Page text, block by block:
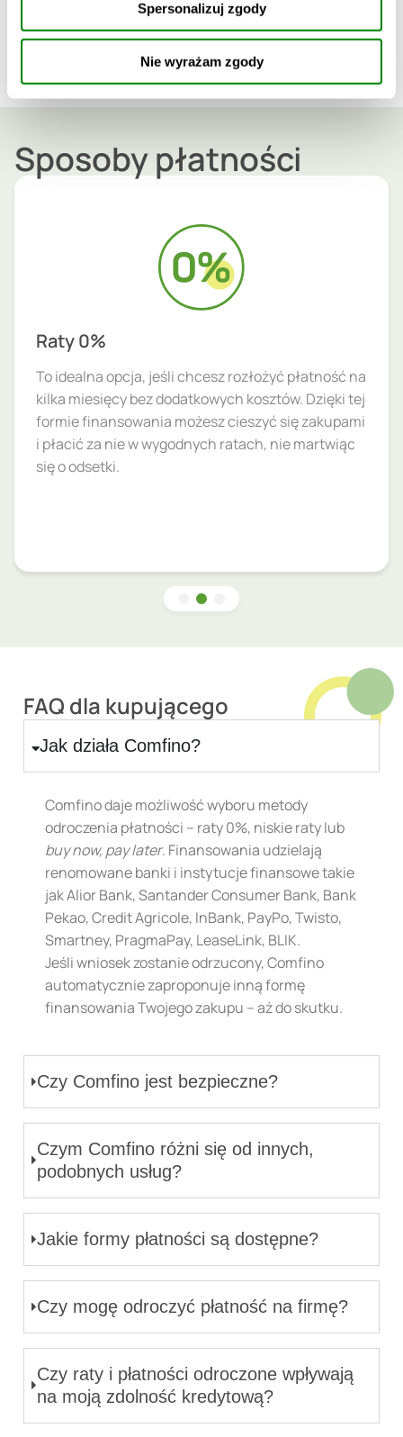
Spersonalizuj zgody
Nie wyrażam zgody
potwierdzenie odbywa się za pomocą kodu SMS, co
zapewnia pełną ochronę i komfort.
Sposoby płatności
Raty 0%
To idealna opcja, jeśli chcesz rozłożyć płatność na
kilka miesięcy bez dodatkowych kosztów. Dzięki tej
formie finansowania możesz cieszyć się zakupami
i płacić za nie w wygodnych ratach, nie martwiąc
się o odsetki.
FAQ dla kupującego
Jak działa Comfino?
Comfino daje możliwość wyboru metody
odroczenia płatności – raty 0%, niskie raty lub
buy now, pay later. Finansowania udzielają
renomowane banki i instytucje finansowe takie
jak Alior Bank, Santander Consumer Bank, Bank
Pekao, Credit Agricole, InBank, PayPo, Twisto,
Smartney, PragmaPay, LeaseLink, BLIK.
Jeśli wniosek zostanie odrzucony, Comfino
automatycznie zaproponuje inną formę
finansowania Twojego zakupu – aż do skutku.
Czy Comfino jest bezpieczne?
Czym Comfino różni się od innych,
podobnych usług?
Jakie formy płatności są dostępne?
Czy mogę odroczyć płatność na firmę?
Czy raty i płatności odroczone wpływają
na moją zdolność kredytową?